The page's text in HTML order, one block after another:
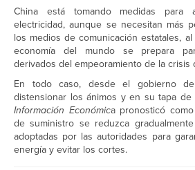
China está tomando medidas para
electricidad, aunque se necesitan más
los medios de comunicación estatales,
economía del mundo se prepara
derivados del empeoramiento de la crisis
En todo caso, desde el gobierno de
distensionar los ánimos y en su tapa de
Información Económica pronosticó
de suministro se reduzca
adoptadas por las autoridades para
energía y evitar los cortes.